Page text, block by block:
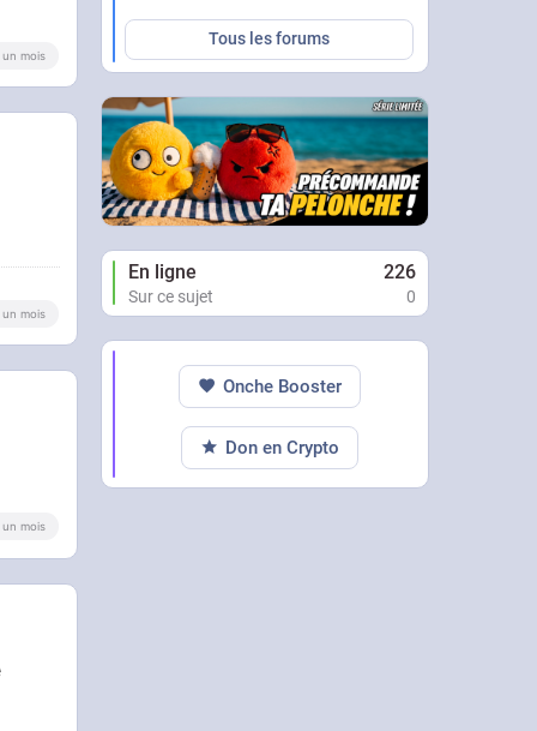
un mois
un mois
un mois
Tous les forums
En ligne 226
Sur ce sujet 0
Onche Booster
Don en Crypto